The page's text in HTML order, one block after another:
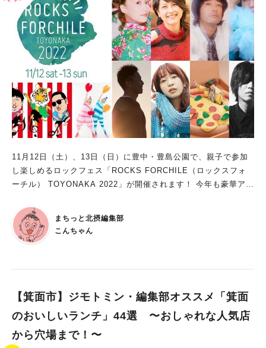
3 春」の紹介ページでは ロハスフェスタのコンセプトや、出展
情報やワークショップ・ステージ情報へのリンク 事前にチェッ
クしておきたいルールや交通情報などを一挙紹介中です。 ぜ
ひ、訪問前にチェックしてくださいね！ 「ロハスフェスタ 万博
2023 春」の最新情報はコチラ(関連記事へリンク) ああ
11月12日（土）、13日（日）に豊中・豊島公園で、親子で参加
し楽しめるロックフェス「ROCKS FORCHILE（ロックスフォ
ーチル） TOYONAKA 2022」が開催されます！ 今年も豪華アー
私も昨年参加し、子ども以上にテンションぶち上がりしまして、
今年のイベント開催もほんまに心待ちにしてたんです！
まちっと北摂編集部
こんちゃん
【箕面市】ジモトミン・編集部オススメ「箕面
のおいしいランチ」44選 〜おしゃれな人気店
から穴場まで！〜